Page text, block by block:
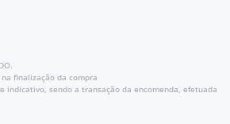
finalização da compra
indicativo, sendo a transação da encomenda, efetuada